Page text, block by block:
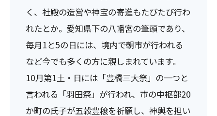
く、社殿の造営や神宝の寄進もたびたび行わ
れたとか。愛知県下の八幡宮の筆頭であり、
毎月1と5の日には、境内で朝市が行われる
など今でも多くの方に親しまれています。
10月第1土・日には「豊橋三大祭」の一つと
言われる「羽田祭」が行われ、市の中枢部20
か町の氏子が五穀豊穣を祈願し、神輿を担い